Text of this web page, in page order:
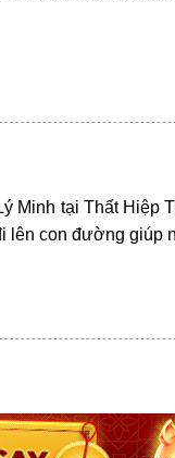
Minh tại Thất Hiệp
lên con đường